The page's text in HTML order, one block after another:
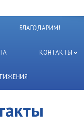
БЛАГОДАРИМ!
КОНТАКТЫ